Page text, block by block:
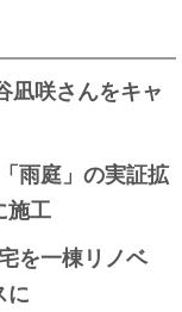
凪咲さんをキャ
雨庭」の実証拡
施工
を一棟リノベ
に